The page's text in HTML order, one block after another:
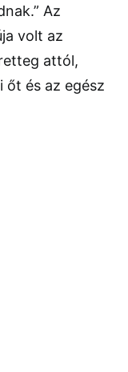
Az
volt az
attól,
őt és az egész